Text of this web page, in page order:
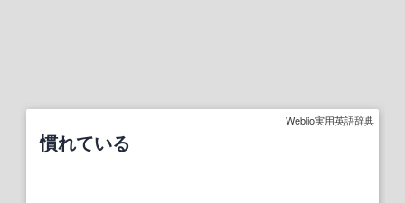
Weblio実用英語辞典
慣れている